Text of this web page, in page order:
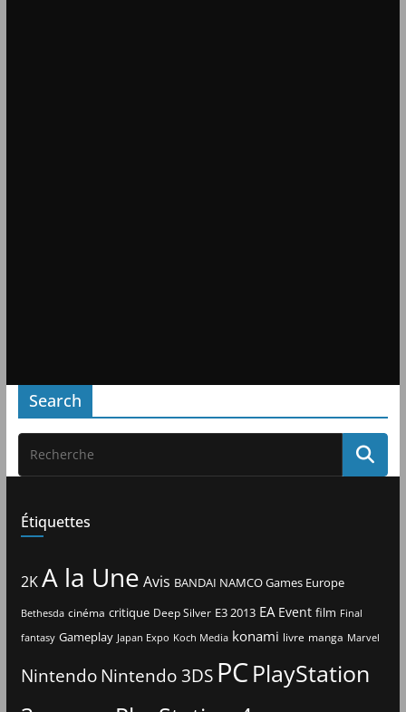
Search
Étiquettes
2KA la Une Avis BANDAI NAMCO Games Europe
Bethesda cinéma critique Deep Silver E3 2013 EA Event film Final
fantasy Gameplay Japan Expo Koch Media konami livre manga Marvel
Nintendo Nintendo 3DS PCPlayStation